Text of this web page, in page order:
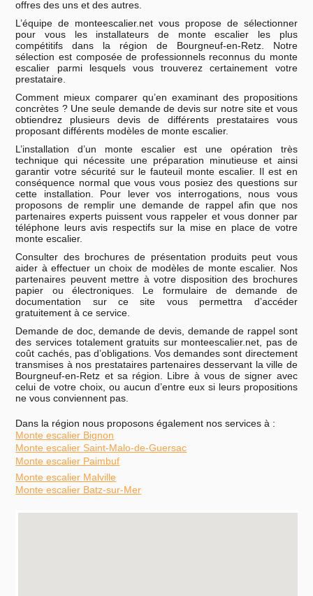
offres des uns et des autres.
L’équipe de monteescalier.net vous propose de sélectionner
pour vous les installateurs de monte escalier les plus
compétitifs dans la région de Bourgneuf-en-Retz. Notre
sélection est composée de professionnels reconnus du monte
escalier parmi lesquels vous trouverez certainement votre
prestataire.
Comment mieux comparer qu’en examinant des propositions
concrètes ? Une seule demande de devis sur notre site et vous
obtiendrez plusieurs devis de différents prestataires vous
proposant différents modèles de monte escalier.
L’installation d’un monte escalier est une opération très
technique qui nécessite une préparation minutieuse et ainsi
garantir votre sécurité sur le fauteuil monte escalier. Il est en
conséquence normal que vous vous posiez des questions sur
cette installation. Pour lever vos interrogations, nous vous
proposons de remplir une demande de rappel afin que nos
partenaires experts puissent vous rappeler et vous donner par
téléphone leurs avis respectifs sur la mise en place de votre
monte escalier.
Consulter des brochures de présentation produits peut vous
aider à effectuer un choix de modèles de monte escalier. Nos
partenaires peuvent mettre à votre disposition des brochures
papier ou électroniques. Le formulaire de demande de
documentation sur ce site vous permettra d’accéder
gratuitement à ce service.
Demande de doc, demande de devis, demande de rappel sont
des services totalement gratuits sur monteescalier.net, pas de
coût cachés, pas d’obligations. Vos demandes sont directement
transmises à nos prestataires partenaires desservant la ville de
Bourgneuf-en-Retz et sa région. Libre à vous de signer avec
celui de votre choix, ou aucun d’entre eux si leurs propositions
ne vous conviennent pas.
Dans la région nous proposons également nos services à :
Monte escalier Bignon
Monte escalier Saint-Malo-de-Guersac
Monte escalier Paimbuf
Monte escalier Malville
Monte escalier Batz-sur-Mer